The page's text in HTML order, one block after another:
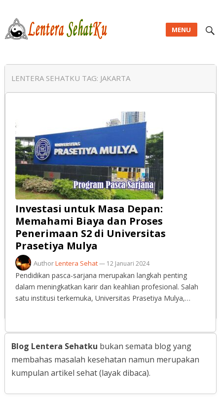
MENU
LENTERA SEHATKU TAG: JAKARTA
Investasi untuk Masa Depan:
Memahami Biaya dan Proses
Penerimaan S2 di Universitas
Prasetiya Mulya
AuthorLentera Sehat— 12 Januari 2024
Pendidikan pasca-sarjana merupakan langkah penting
dalam meningkatkan karir dan keahlian profesional. Salah
satu institusi terkemuka, Universitas Prasetiya Mulya,…
Blog Lentera Sehatku bukan semata blog yang
membahas masalah kesehatan namun merupakan
kumpulan artikel sehat (layak dibaca).